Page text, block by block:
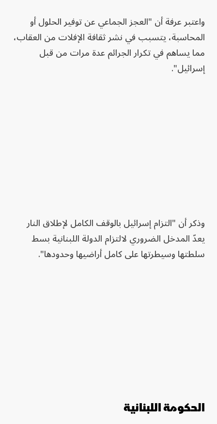
واعتبر عرفة أن "العجز الجماعي عن توفير الحلول أو
المحاسبة، يتسبب في نشر ثقافة الإفلات من العقاب،
مما يساهم في تكرار الجرائم عدة مرات من قبل
إسرائيل".
وذكر أن "التزام إسرائيل بالوقف الكامل لإطلاق النار
يعدّ المدخل الضروري لالتزام الدولة اللبنانية بسط
سلطتها وسيطرتها على كامل أراضيها وحدودها".
الحكومة اللبنانية